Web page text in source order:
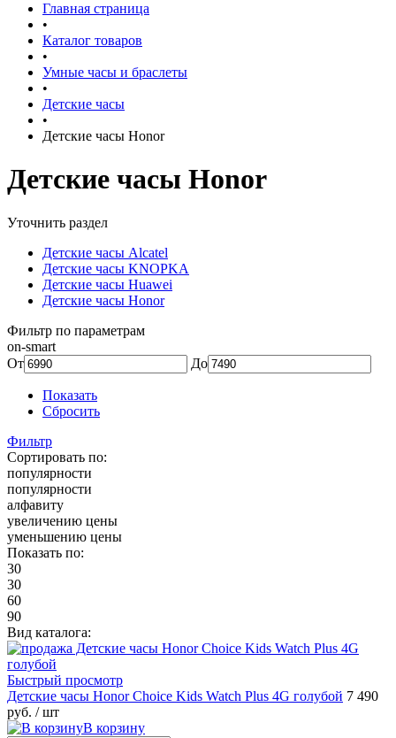
Главная страница
•
Каталог товаров
•
Умные часы и браслеты
•
Детские часы
•
Детские часы Honor
Детские часы Honor
Уточнить раздел
Детские часы Alcatel
Детские часы KNOPKA
Детские часы Huawei
Детские часы Honor
Фильтр по параметрам
on-smart
От
До
Показать
Сбросить
Фильтр
Сортировать по:
популярности
популярности
алфавиту
увеличению цены
уменьшению цены
Показать по:
30
30
60
90
Вид каталога:
Быстрый просмотр
Детские часы Honor Choice Kids Watch Plus 4G голубой 7 490
руб. / шт
В корзину